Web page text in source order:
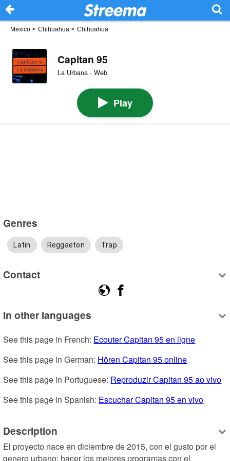
Mexico > Chihuahua > Chihuahua
Capitan 95
La Urbana · Web
Play
Genres
Latin Reggaeton Trap
Contact
In other languages
See this page in French: Ecouter Capitan 95 en ligne
See this page in German: Hören Capitan 95 online
See this page in Portuguese: Reproduzir Capitan 95 ao vivo
See this page in Spanish: Escuchar Capitan 95 en vivo
Description
El proyecto nace en diciembre de 2015, con el gusto por el
genero urbano; hacer los mejores programas con el